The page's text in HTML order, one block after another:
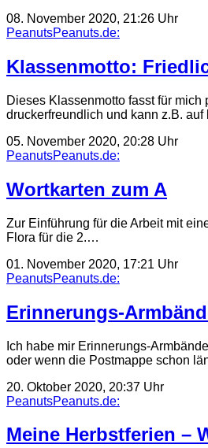
08. November 2020, 21:26 Uhr
PeanutsPeanuts.de:
Klassenmotto:
Dieses Klassenmotto fasst für
druckerfreundlich und kann z.B.
05. November 2020, 20:28 Uhr
PeanutsPeanuts.de:
Wortkarten zum A
Zur Einführung für die Arbeit mit
Flora für die 2.…
01. November 2020, 17:21 Uhr
PeanutsPeanuts.de:
Erinnerungs-
Ich habe mir Erinnerungs-
oder wenn die Postmappe schon
20. Oktober 2020, 20:37 Uhr
PeanutsPeanuts.de:
Meine Herbstferien –